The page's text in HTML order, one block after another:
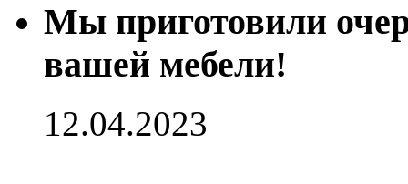
Мы приготовили
вашей мебели!
12.04.2023